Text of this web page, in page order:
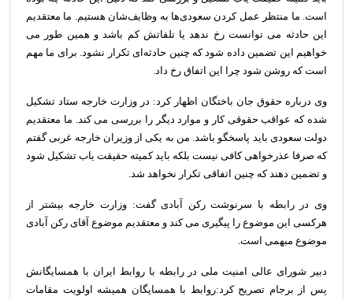
است. ما منتظر عمل کردن سعودی‌ها به وظایف‌شان هستیم. ما معتقدیم
این حادثه می توانست رخ ندهد یا تلفاتش کم باشد و همین طور می
خواهیم این تضمین داده شود که چنین حادثه‌ای تکرار نشود. برای ما مهم
است که روشن شود چرا این اتفاق رخ داد.
وی درباره حقوق جان باختگان اظهار کرد: در وزارت خارجه ستاد تشکیل
شده که عواقب حقوقی کار و موارد دیگر را بررسی می کند. ما معتقدیم
دولت سعودی باید پاسخگو باشد. من به یکی از وزیران خارجه غربی گفتم
که صرفا عذرخواهی کافی نیست بلکه باید کمیته حقیقت یاب تشکیل شود
و تضمین دهند که چنین اتفاقی تکرار نخواهد شد.
وی در رابطه با سرنوشت رکن آبادی گفت: وزارت خارجه بیشتر از
هرکسی این موضوع را پیگیری می کند و معتقدیم موضوع آقای رکن آبادی
موضوع مبهمی است.
دبیر شورای عالی امنیت ملی در رابطه با روابط ایران با همسایگانش
پس از برجام تصریح کرد:‌روابط با همسایگان همیشه اولویت مقامات